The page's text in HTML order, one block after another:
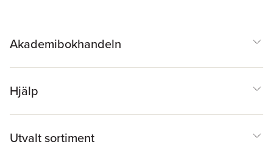
Akademibokhandeln
Hjälp
Utvalt sortiment